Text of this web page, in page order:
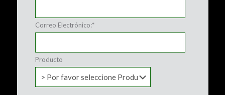
Correo Electrónico:*
Producto